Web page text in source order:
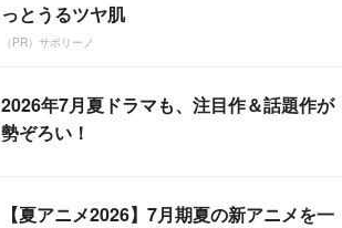
っとうるツヤ肌
（PR）サボリーノ
2026年7月夏ドラマも、注目作＆話題作が
勢ぞろい！
【夏アニメ2026】7月期夏の新アニメを一